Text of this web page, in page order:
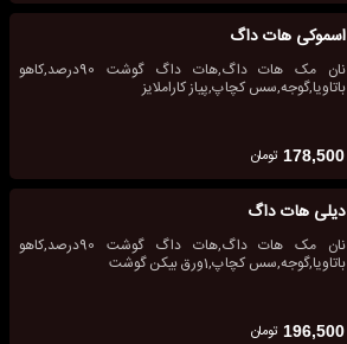
اسموکی هات داگ
نان مک هات داگ,هات داگ گوشت 90درصد,کاهو
باتاویا,گوجه,سس کچاپ,پیاز کاراملایز
178,500 تومان
دیلی هات داگ
نان مک هات داگ,هات داگ گوشت 90درصد,کاهو
باتاویا,گوجه,سس کچاپ,1ورق بیکن گوشت
196,500 تومان